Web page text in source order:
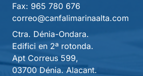
Fax: 965 780 676
correo@canfalimarinaalta.com
Ctra. Dénia-Ondara.
Edifici en 2ª rotonda.
Apt Correus 599,
03700 Dénia. Alacant.